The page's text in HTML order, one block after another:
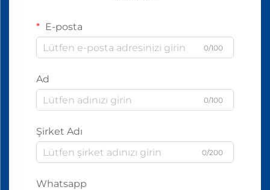
E-posta
0/100
Ad
0/100
Şirket Adı
0/200
Whatsapp